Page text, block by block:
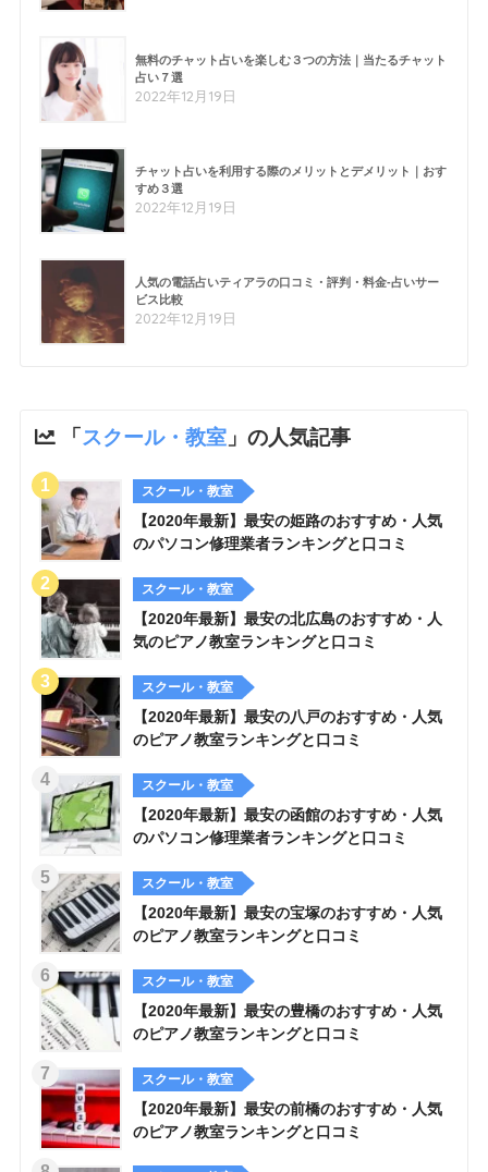
無料のチャット占いを楽しむ３つの方法｜当たるチャット
占い７選
2022年12月19日
チャット占いを利用する際のメリットとデメリット｜おす
すめ３選
2022年12月19日
人気の電話占いティアラの口コミ・評判・料金-占いサー
ビス比較
2022年12月19日
「スクール・教室」の人気記事
スクール・教室
【2020年最新】最安の姫路のおすすめ・人気
のパソコン修理業者ランキングと口コミ
スクール・教室
【2020年最新】最安の北広島のおすすめ・人
気のピアノ教室ランキングと口コミ
スクール・教室
【2020年最新】最安の八戸のおすすめ・人気
のピアノ教室ランキングと口コミ
スクール・教室
【2020年最新】最安の函館のおすすめ・人気
のパソコン修理業者ランキングと口コミ
スクール・教室
【2020年最新】最安の宝塚のおすすめ・人気
のピアノ教室ランキングと口コミ
スクール・教室
【2020年最新】最安の豊橋のおすすめ・人気
のピアノ教室ランキングと口コミ
スクール・教室
【2020年最新】最安の前橋のおすすめ・人気
のピアノ教室ランキングと口コミ